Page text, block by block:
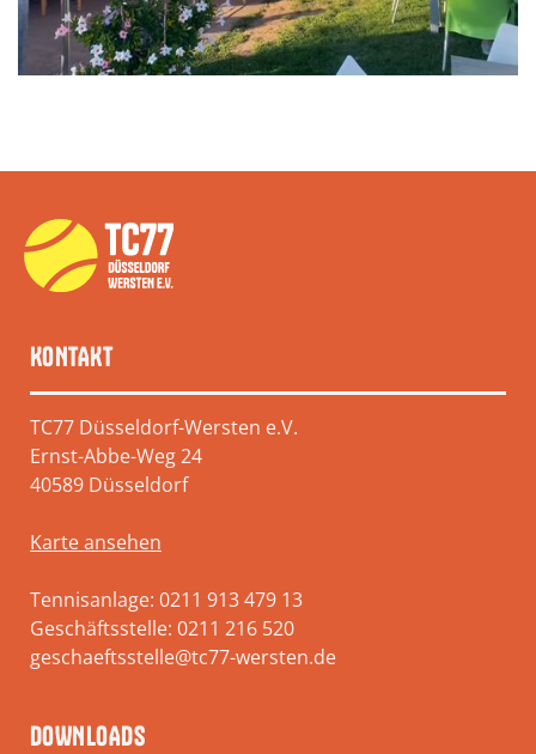
KONTAKT
TC77 Düsseldorf-Wersten e.V.
Ernst-Abbe-Weg 24
40589 Düsseldorf
Karte ansehen
Tennisanlage: 0211 913 479 13
Geschäftsstelle: 0211 216 520
geschaeftsstelle@tc77-wersten.de
DOWNLOADS